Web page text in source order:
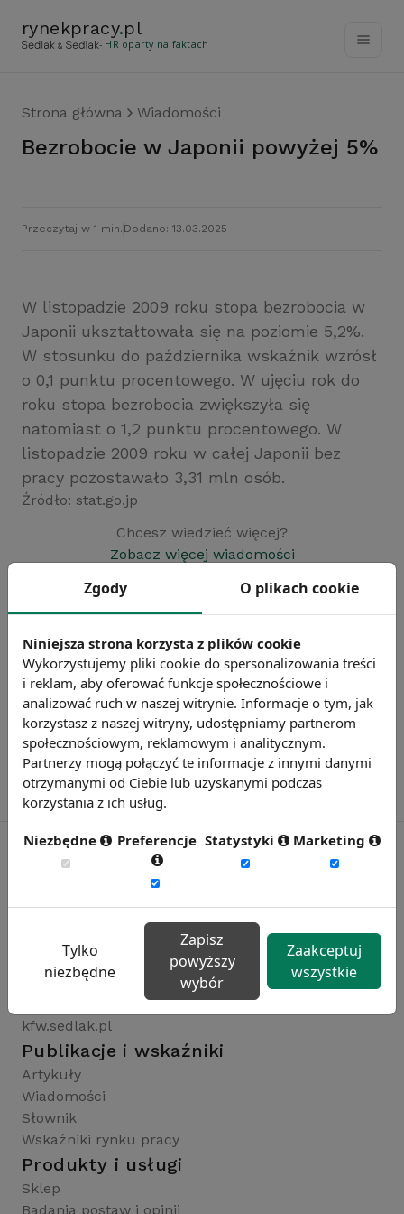
rynekpracy.pl
- HR oparty na faktach
Strona główna Wiadomości
Bezrobocie w Japonii powyżej 5%
Przeczytaj w 1 min. Dodano: 13.03.2025
W listopadzie 2009 roku stopa bezrobocia w
Japonii ukształtowała się na poziomie 5,2%.
W stosunku do października wskaźnik wzrósł
o 0,1 punktu procentowego. W ujęciu rok do
roku stopa bezrobocia zwiększyła się
natomiast o 1,2 punktu procentowego. W
listopadzie 2009 roku w całej Japonii bez
pracy pozostawało 3,31 mln osób.
Źródło: stat.go.jp
Chcesz wiedzieć więcej?
Zobacz więcej wiadomości
Rynekpracy.pl
raportyplacowe.pl
badaniaHR.pl
kfw.sedlak.pl
Publikacje i wskaźniki
Artykuły
Wiadomości
Słownik
Wskaźniki rynku pracy
Produkty i usługi
Sklep
Badania postaw i opinii
Zgody O plikach cookie
Niniejsza strona korzysta z plików cookie
Wykorzystujemy pliki cookie do spersonalizowania treści
i reklam, aby oferować funkcje społecznościowe i
analizować ruch w naszej witrynie. Informacje o tym, jak
korzystasz z naszej witryny, udostępniamy partnerom
społecznościowym, reklamowym i analitycznym.
Partnerzy mogą połączyć te informacje z innymi danymi
otrzymanymi od Ciebie lub uzyskanymi podczas
korzystania z ich usług.
Niezbędne Preferencje Statystyki Marketing
Tylko
niezbędne
Zapisz
powyższy
wybór
Zaakceptuj
wszystkie